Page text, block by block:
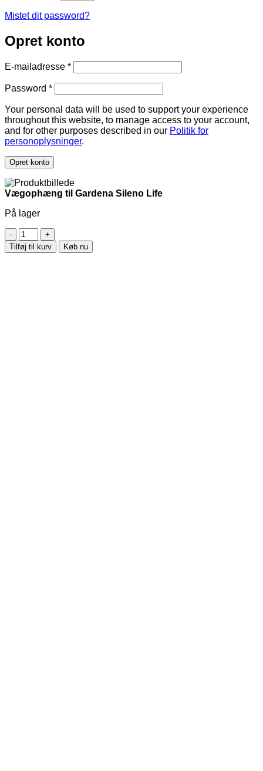
Mistet dit password?
Opret konto
E-mailadresse *Påkrævet
Password *Påkrævet
Your personal data will be used to support your experience
throughout this website, to manage access to your account,
and for other purposes described in our Politik for
personoplysninger.
Opret konto
Vægophæng til Gardena Sileno Life
På lager
Vægophæng
til
Gardena
Tilføj til kurv Køb nu